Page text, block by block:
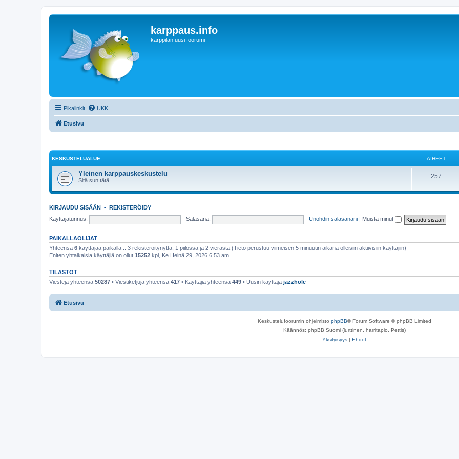
karppaus.info
karppilan uusi foorumi
Pikalinkit UKK
Etusivu
KESKUSTELUALUE AIHEET
Yleinen karppauskeskustelu
Sitä sun tätä
257
KIRJAUDU SISÄÄN • REKISTERÖIDY
Käyttäjätunnus:
Salasana: Unohdin salasanani Muista minut
PAIKALLAOLIJAT
Yhteensä 6 käyttäjää paikalla :: 3 rekisteröitynyttä, 1 piilossa ja 2 vierasta (Tieto perustuu viimeisen 5 minuutin aikana olleisiin aktiivisiin käyttäjiin)
Eniten yhtaikaisia käyttäjiä on ollut 15252 kpl, Ke Heinä 29, 2026 6:53 am
TILASTOT
Viestejä yhteensä 50287 • Viestiketjuja yhteensä 417 • Käyttäjiä yhteensä 449 • Uusin käyttäjä jazzhole
Etusivu
Keskustelufoorumin ohjelmisto phpBB® Forum Software © phpBB Limited
Käännös: phpBB Suomi (lurttinen, harritapio, Pettis)
Yksityisyys | Ehdot